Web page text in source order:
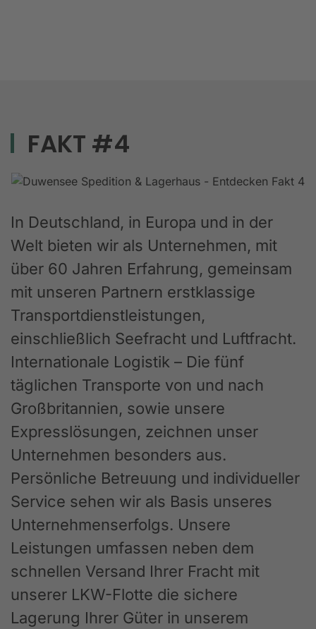
FAKT #4
In Deutschland, in Europa und in der
Welt bieten wir als Unternehmen, mit
über 60 Jahren Erfahrung, gemeinsam
mit unseren Partnern erstklassige
Transportdienstleistungen,
einschließlich Seefracht und Luftfracht.
Internationale Logistik – Die fünf
täglichen Transporte von und nach
Großbritannien, sowie unsere
Expresslösungen, zeichnen unser
Unternehmen besonders aus.
Persönliche Betreuung und individueller
Service sehen wir als Basis unseres
Unternehmenserfolgs. Unsere
Leistungen umfassen neben dem
schnellen Versand Ihrer Fracht mit
unserer LKW-Flotte die sichere
Lagerung Ihrer Güter in unserem